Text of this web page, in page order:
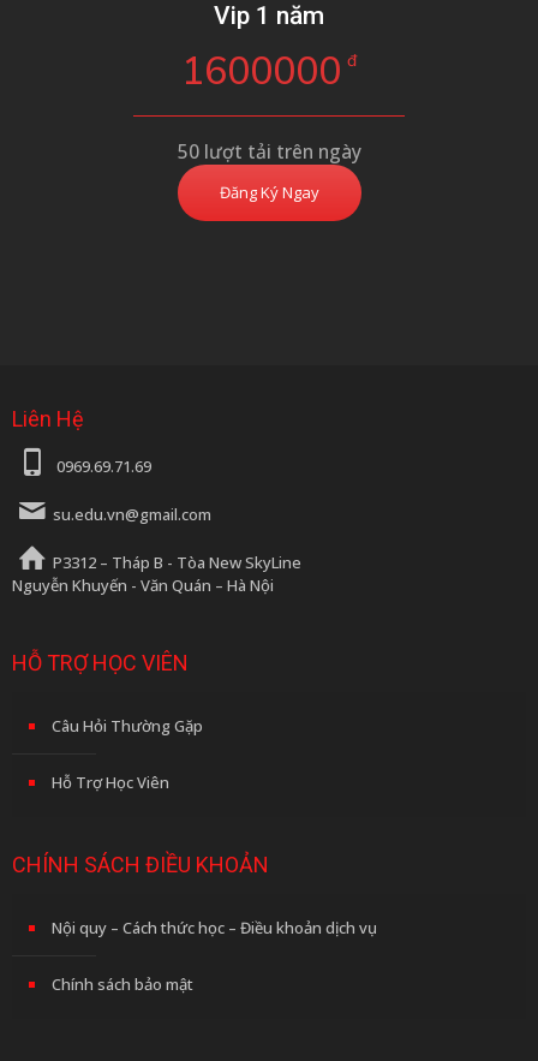
Vip 1 năm
1600000 đ
50 lượt tải trên ngày
Đăng Ký Ngay
Liên Hệ
0969.69.71.69
su.edu.vn@gmail.com
P3312 – Tháp B - Tòa New SkyLine
Nguyễn Khuyến - Văn Quán – Hà Nội
HỖ TRỢ HỌC VIÊN
Câu Hỏi Thường Gặp
Hỗ Trợ Học Viên
CHÍNH SÁCH ĐIỀU KHOẢN
Nội quy – Cách thức học – Điều khoản dịch vụ
Chính sách bảo mật